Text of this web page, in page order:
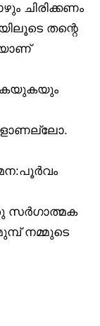
ചിരിക്കണം
തന്റെ
സർഗാത്മക
നമ്മുടെ